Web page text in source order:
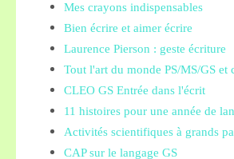
Mes crayons indispensables
Bien écrire et aimer écrire
Laurence Pierson : geste écriture
Tout l'art du monde PS/MS/GS et
CLEO GS Entrée dans l'écrit
11 histoires pour une année de
Activités scientifiques à grands
CAP sur le langage GS